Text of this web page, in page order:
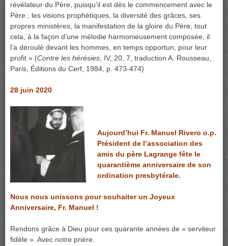
révélateur du Père, puisqu’il est dès le commencement avec le
Père ; les visions prophétiques, la diversité des grâces, ses
propres ministères, la manifestation de la gloire du Père, tout
cela, à la façon d’une mélodie harmonieusement composée, il
l’a déroulé devant les hommes, en temps opportun, pour leur
profit » (Contre les hérésies , IV, 20, 7, traduction A. Rousseau,
Paris, Éditions du Cerf, 1984, p. 473-474)
28 juin 2020
Aujourd’hui Fr. Manuel Rivero o.p.
Président de l’association des
amis du père Lagrange fête le
quarantième anniversaire de son
ordination presbytérale.
Nous nous unissons pour souhaiter un Joyeux
Anniversaire, Fr. Manuel !
Rendons grâce à Dieu pour ces quarante années de « serviteur
fidèle ». Avec notre prière.